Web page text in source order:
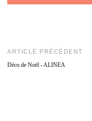
ARTICLE PRÉCÉDENT
Déco de Noël - ALINEA